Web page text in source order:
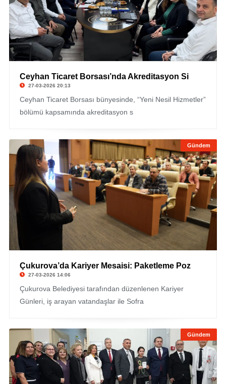
Ceyhan Ticaret Borsası’nda Akreditasyon Si
27-03-2026 20:13
Ceyhan Ticaret Borsası bünyesinde, “Yeni Nesil Hizmetler”
bölümü kapsamında akreditasyon s
Gündem
Çukurova’da Kariyer Mesaisi: Paketleme Poz
27-03-2026 14:06
Çukurova Belediyesi tarafından düzenlenen Kariyer
Günleri, iş arayan vatandaşlar ile Sofra
Gündem